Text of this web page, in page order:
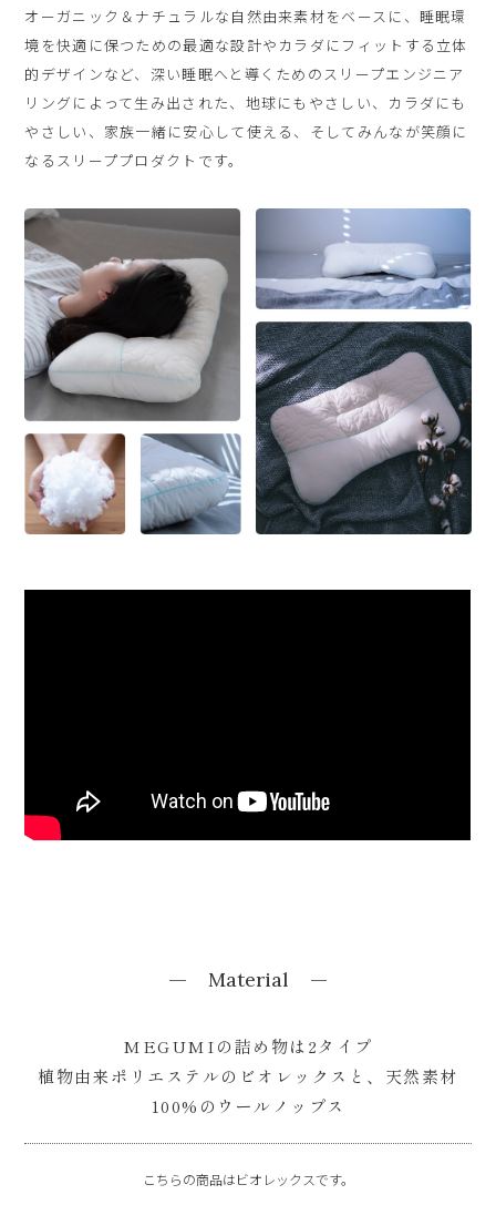
オーガニック＆ナチュラルな自然由来素材をベースに、睡眠環
境を快適に保つための最適な設計やカラダにフィットする立体
的デザインなど、深い睡眠へと導くためのスリープエンジニア
リングによって生み出された、地球にもやさしい、カラダにも
やさしい、家族一緒に安心して使える、そしてみんなが笑顔に
なるスリーププロダクトです。
Material
MEGUMIの詰め物は2タイプ
植物由来ポリエステルの ビオレックス と、天然素材
100%の ウールノップス
こちらの商品はビオレックスです。